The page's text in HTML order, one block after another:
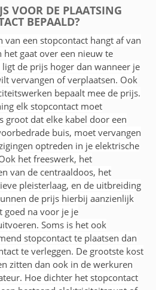
VOOR DE PLAATSING
BEPAALD?
van een stopcontact hangt af van
gaat over een nieuw te
de prijs hoger dan wanneer je
vervangen of verplaatsen. Ook
bepaalt mee de prijs.
elk stopcontact moet
groot dat elke kabel door een
buis, moet vervangen
optreden in je elektrische
het freeswerk, het
van de centraaldoos, het
pleisterlaag, en de uitbreiding
de prijs hierbij aanzienlijk
goed na voor je je
Soms is het ook
stopcontact te plaatsen dan
te verleggen. De grootste kost
zitten dan ook in de werkuren
Hoe dichter het stopcontact